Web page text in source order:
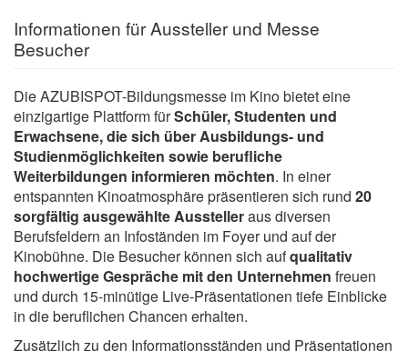
Informationen für Aussteller und Messe
Besucher
Die AZUBISPOT-Bildungsmesse im Kino bietet eine
einzigartige Plattform fürSchüler, Studenten und
Erwachsene, die sich über Ausbildungs- und
Studienmöglichkeiten sowie berufliche
Weiterbildungen informieren möchten. In einer
entspannten Kinoatmosphäre präsentieren sich rund 20
sorgfältig ausgewählte Ausstelleraus diversen
Berufsfeldern an Infoständen im Foyer und auf der
Kinobühne. Die Besucher können sich aufqualitativ
hochwertige Gespräche mit den Unternehmen freuen
und durch 15-minütige Live-Präsentationen tiefe Einblicke
in die beruflichen Chancen erhalten.
Zusätzlich zu den Informationsständen und Präsentationen